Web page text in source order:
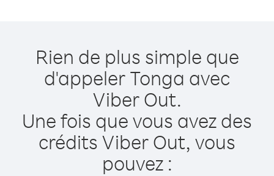
Rien de plus simple que
d'appeler Tonga avec
Viber Out.
Une fois que vous avez des
crédits Viber Out, vous
pouvez :